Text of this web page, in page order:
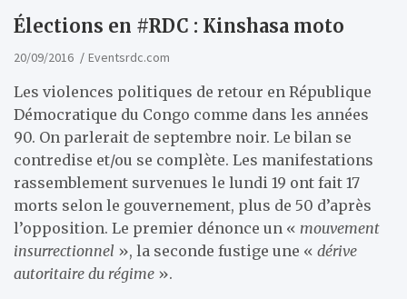
Élections en #RDC : Kinshasa moto
20/09/2016 Eventsrdc.com
Les violences politiques de retour en République
Démocratique du Congo comme dans les années
90. On parlerait de septembre noir. Le bilan se
contredise et/ou se complète. Les manifestations
rassemblement survenues le lundi 19 ont fait 17
morts selon le gouvernement, plus de 50 d’après
l’opposition. Le premier dénonce un « mouvement
insurrectionnel », la seconde fustige une « dérive
autoritaire du régime ».